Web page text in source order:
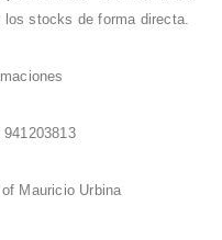
los stocks de forma directa.
941203813